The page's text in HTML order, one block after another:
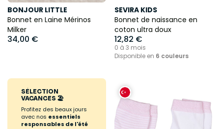
BONJOUR LITTLE
Bonnet en Laine Mérinos
Milker
34,00 €
SEVIRA KIDS
Bonnet de naissance en
coton ultra doux
12,82 €
0 à 3 mois
Disponible en 6 couleurs
SÉLECTION
VACANCES 🏖️
Profitez des beaux jours
avec nos essentiels
responsables de l'été